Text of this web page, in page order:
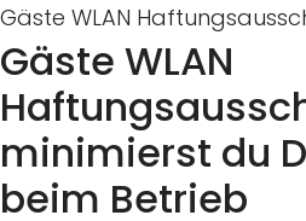
Gäste WLAN
Gäste WLAN
minimierst du
beim Betrieb